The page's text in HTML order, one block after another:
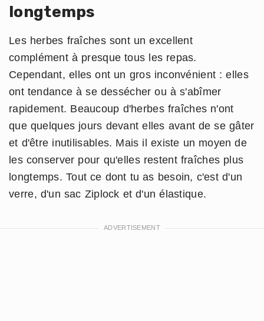
longtemps
Les herbes fraîches sont un excellent
complément à presque tous les repas.
Cependant, elles ont un gros inconvénient : elles
ont tendance à se dessécher ou à s'abîmer
rapidement. Beaucoup d'herbes fraîches n'ont
que quelques jours devant elles avant de se gâter
et d'être inutilisables. Mais il existe un moyen de
les conserver pour qu'elles restent fraîches plus
longtemps. Tout ce dont tu as besoin, c'est d'un
verre, d'un sac Ziplock et d'un élastique.